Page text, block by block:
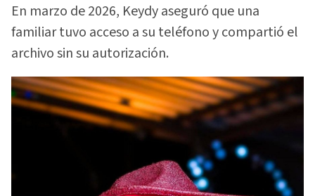
En marzo de 2026, Keydy aseguró que una
familiar tuvo acceso a su teléfono y compartió el
archivo sin su autorización.